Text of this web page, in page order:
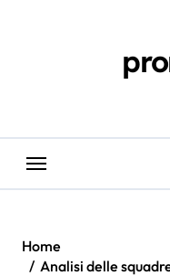
Home
Analisi delle